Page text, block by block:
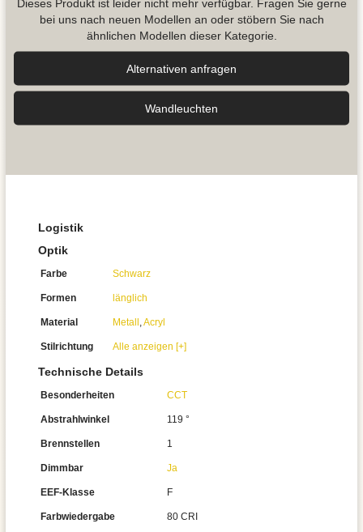
bei uns nach neuen Modellen an oder stöbern Sie nach
ähnlichen Modellen dieser Kategorie.
Alternativen anfragen
Wand­leuchten
Logistik
Optik
Farbe Schwarz
Formen länglich
Material Metall ,Acryl
Stilrichtung Alle anzeigen [+]
Technische Details
Besonderheiten CCT
Abstrahlwinkel 119 °
Brennstellen 1
Dimmbar Ja
EEF-Klasse F
Farbwiedergabe 80 CRI